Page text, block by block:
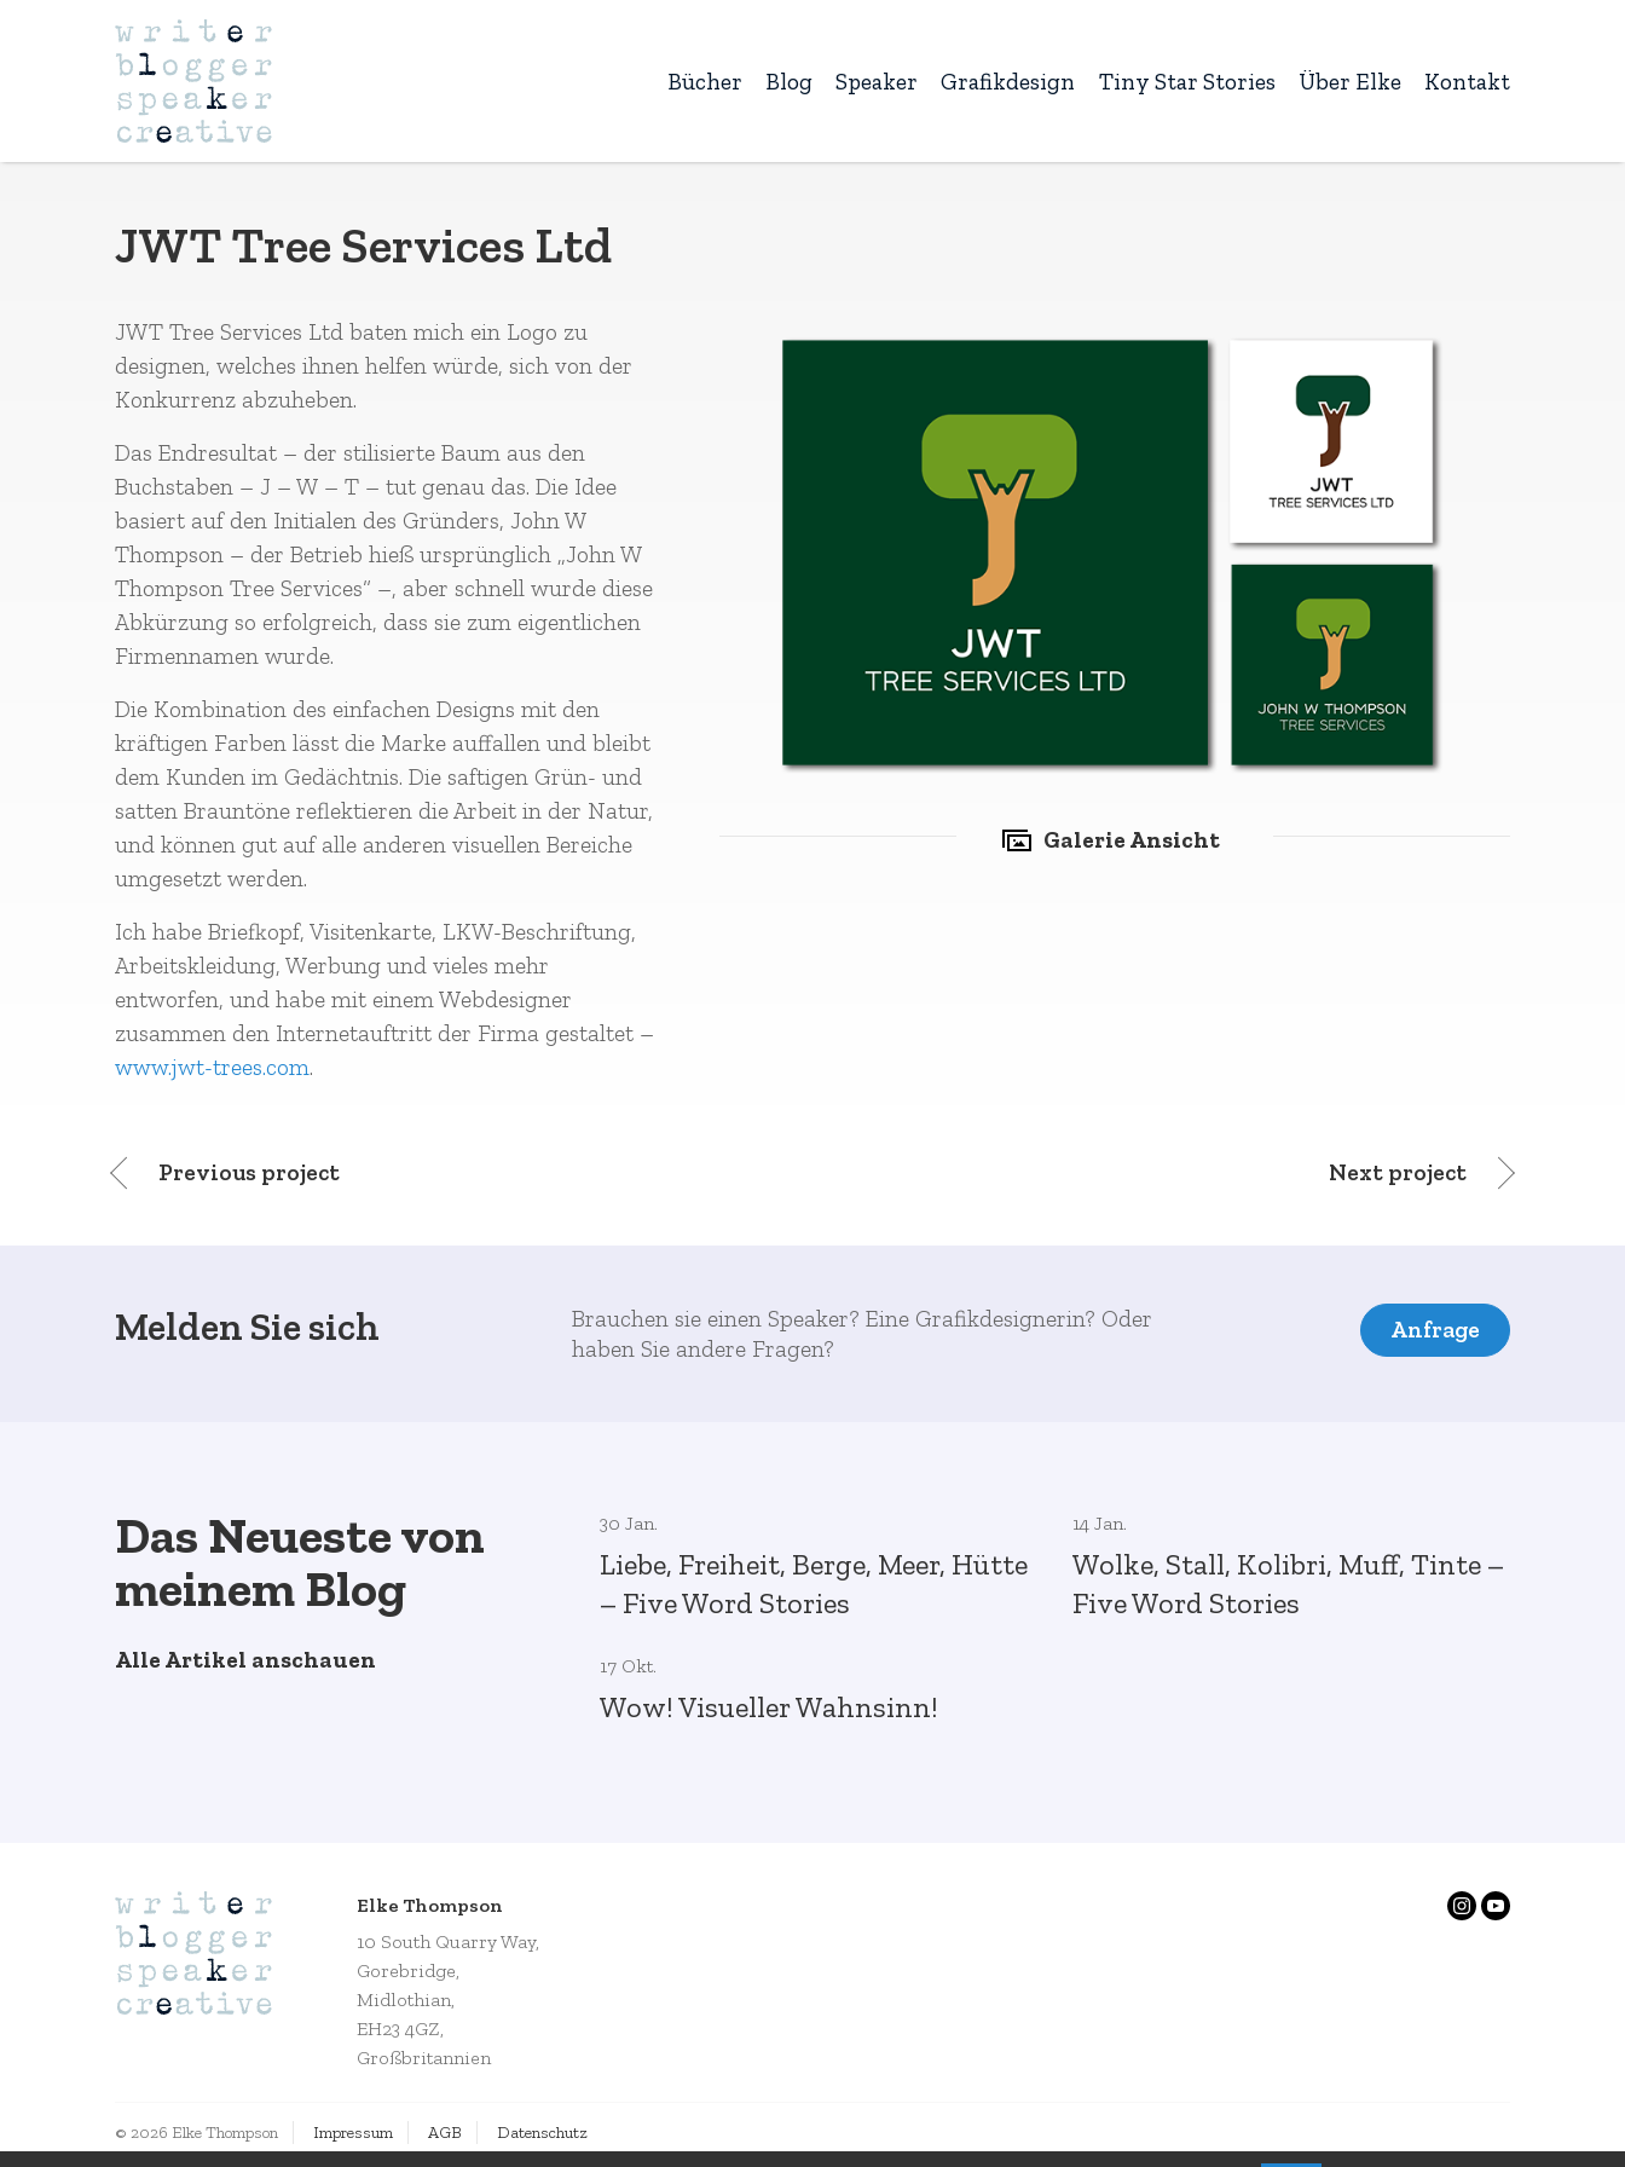
Bücher Blog Speaker Grafikdesign Tiny Star Stories Über Elke Kontakt
JWT Tree Services Ltd
JWT Tree Services Ltd baten mich ein Logo zu
designen, welches ihnen helfen würde, sich von der
Konkurrenz abzuheben.
Das Endresultat – der stilisierte Baum aus den
Buchstaben – J – W – T – tut genau das. Die Idee
basiert auf den Initialen des Gründers, John W
Thompson – der Betrieb hieß ursprünglich „John W
Thompson Tree Services“ –, aber schnell wurde diese
Abkürzung so erfolgreich, dass sie zum eigentlichen
Firmennamen wurde.
Die Kombination des einfachen Designs mit den
kräftigen Farben lässt die Marke auffallen und bleibt
dem Kunden im Gedächtnis. Die saftigen Grün- und
satten Brauntöne reflektieren die Arbeit in der Natur,
und können gut auf alle anderen visuellen Bereiche
umgesetzt werden.
Ich habe Briefkopf, Visitenkarte, LKW-Beschriftung,
Arbeitskleidung, Werbung und vieles mehr
entworfen, und habe mit einem Webdesigner
zusammen den Internetauftritt der Firma gestaltet –
www.jwt-trees.com.
Galerie Ansicht
Previous project Next project
Melden Sie sich
Brauchen sie einen Speaker? Eine Grafikdesignerin? Oder
haben Sie andere Fragen?
Anfrage
Das Neueste von
meinem Blog
Alle Artikel anschauen
30 Jan.
Liebe, Freiheit, Berge, Meer, Hütte
– Five Word Stories
14 Jan.
Wolke, Stall, Kolibri, Muff, Tinte –
Five Word Stories
17 Okt.
Wow! Visueller Wahnsinn!
Elke Thompson
10 South Quarry Way,
Gorebridge,
Midlothian,
EH23 4GZ,
Großbritannien
© 2026 Elke Thompson Impressum AGB Datenschutz